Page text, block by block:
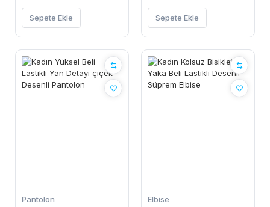
Sepete Ekle Sepete Ekle
Pantolon Elbise